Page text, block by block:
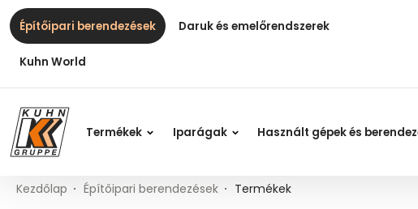
Fő tartalom
Tartalomjegyzék
Fő navigáció
Table Of Content
Kuhn - Az Ön építőipari gépek specialistája
Építőipari berendezések Daruk és emelőrendszerek
Kuhn World
Termékek Iparágak Használt gépek és
Kezdőlap Építőipari berendezések Termékek